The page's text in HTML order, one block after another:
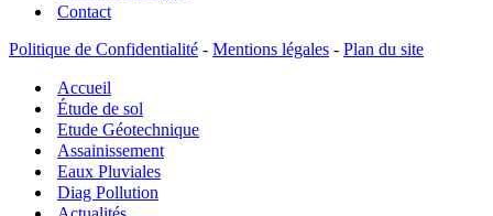
Contact
Politique de Confidentialité - Mentions légales - Plan du site
Accueil
Étude de sol
Etude Géotechnique
Assainissement
Eaux Pluviales
Diag Pollution